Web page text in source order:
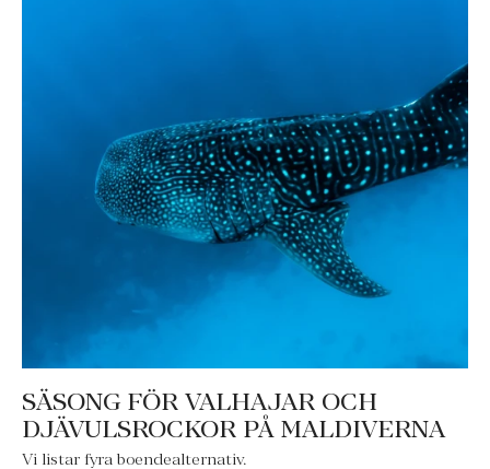
SÄSONG FÖR VALHAJAR OCH
DJÄVULSROCKOR PÅ MALDIVERNA
Vi listar fyra boendealternativ.